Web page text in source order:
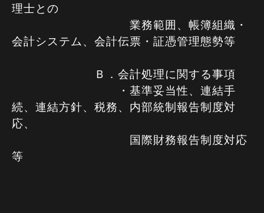
理士との
業務範囲、帳簿組織・
会計システム、会計伝票・証憑管理態勢等
Ｂ．会計処理に関する事項
・基準妥当性、連結手
続、連結方針、税務、内部統制報告制度対
応、
国際財務報告制度対応
等